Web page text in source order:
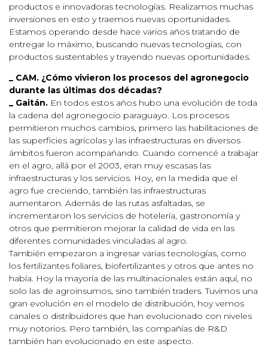
productos e innovadoras tecnologías. Realizamos muchas
inversiones en esto y traemos nuevas oportunidades.
Estamos operando desde hace varios años tratando de
entregar lo máximo, buscando nuevas tecnologías, con
productos sustentables y trayendo nuevas oportunidades.
_ CAM. ¿Cómo vivieron los procesos del agronegocio
durante las últimas dos décadas?
_ Gaitán. En todos estos años hubo una evolución de toda
la cadena del agronegocio paraguayo. Los procesos
permitieron muchos cambios, primero las habilitaciones de
las superficies agrícolas y las infraestructuras en diversos
ámbitos fueron acompañando. Cuando comencé a trabajar
en el agro, allá por el 2003, eran muy escasas las
infraestructuras y los servicios. Hoy, en la medida que el
agro fue creciendo, también las infraestructuras
aumentaron. Además de las rutas asfaltadas, se
incrementaron los servicios de hotelería, gastronomía y
otros que permitieron mejorar la calidad de vida en las
diferentes comunidades vinculadas al agro.
También empezaron a ingresar varias tecnologías, como
los fertilizantes foliares, biofertilizantes y otros que antes no
había. Hoy la mayoría de las multinacionales están aquí, no
solo las de agroinsumos, sino también traders. Tuvimos una
gran evolución en el modelo de distribución, hoy vemos
canales o distribuidores que han evolucionado con niveles
muy notorios. Pero también, las compañías de R&D
también han evolucionado en este aspecto.